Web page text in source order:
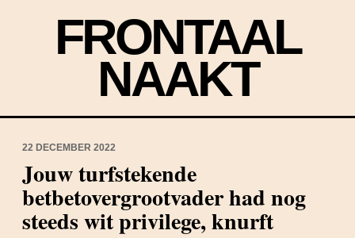
FRONTAAL
NAAKT
22 DECEMBER 2022
Jouw turfstekende
betbetovergrootvader had nog
steeds wit privilege, knurft